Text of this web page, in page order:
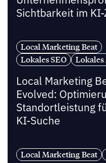
Sichtbarkeit im
Local Marketing Beat
Lokales SEO
Lokales
Local Marketing
Evolved:
Standortleistung
KI-Suche
Local Marketing Beat